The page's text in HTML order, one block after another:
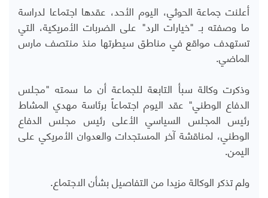
أعلنت جماعة الحوثي، اليوم الأحد، عقدها اجتماعا لدراسة
ما وصفته بـ "خيارات الرد" على الضربات الأمريكية، التي
تستهدف مواقع في مناطق سيطرتها منذ منتصف مارس
الماضي.
وذكرت وكالة سبأ التابعة للجماعة أن ما سمته "مجلس
الدفاع الوطني" عقد اليوم اجتماعاً برئاسة مهدي المشاط
رئيس المجلس السياسي الأعلى رئيس مجلس الدفاع
الوطني، لمناقشة آخر المستجدات والعدوان الأمريكي على
اليمن.
ولم تذكر الوكالة مزيدا من التفاصيل بشأن الاجتماع.